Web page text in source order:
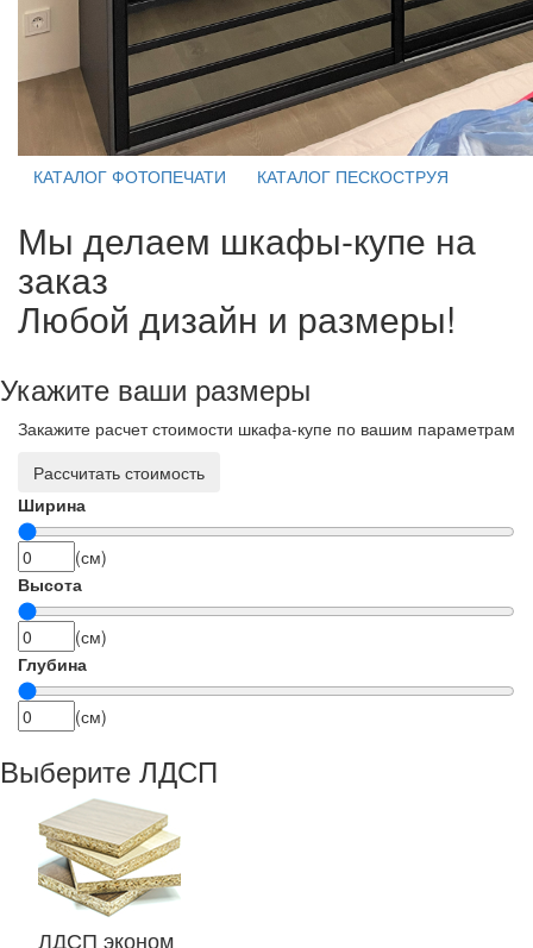
КАТАЛОГ ФОТОПЕЧАТИ КАТАЛОГ ПЕСКОСТРУЯ
Мы делаем шкафы-купе на
заказ
Любой дизайн и размеры!
Укажите ваши размеры
Закажите расчет стоимости шкафа-купе по вашим параметрам
Рассчитать стоимость
Ширина
(см)
Высота
(см)
Глубина
(см)
Выберите ЛДСП
ЛДСП эконом